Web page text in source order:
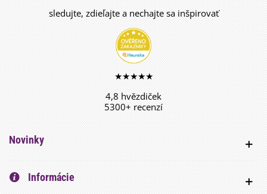
sledujte, zdieľajte a nechajte sa inšpirovať
★★★★★
4,8 hvězdiček
5300+ recenzí
Novinky
Informácie